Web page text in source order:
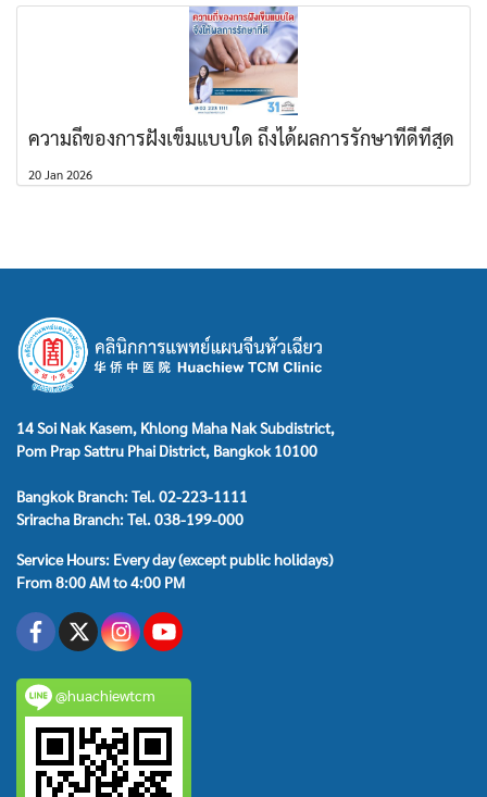
ความถี่ของการฝังเข็มแบบใด ถึงได้ผลการรักษาที่ดีที่สุด
20 Jan 2026
14 Soi Nak Kasem, Khlong Maha Nak Subdistrict,
Pom Prap Sattru Phai District, Bangkok 10100
Bangkok Branch: Tel. 02-223-1111
Sriracha Branch: Tel. 038-199-000
Service Hours: Every day (except public holidays)
From 8:00 AM to 4:00 PM
@huachiewtcm